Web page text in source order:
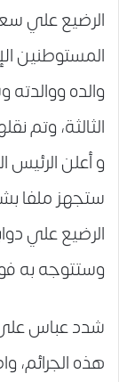
الرضيع علي
المستوطنين
الثالثة، وتم
و أعلن
ستجهز ملفا
الرضيع علي
وستتوجه به
شدد عباس على
هذه الجرائم،